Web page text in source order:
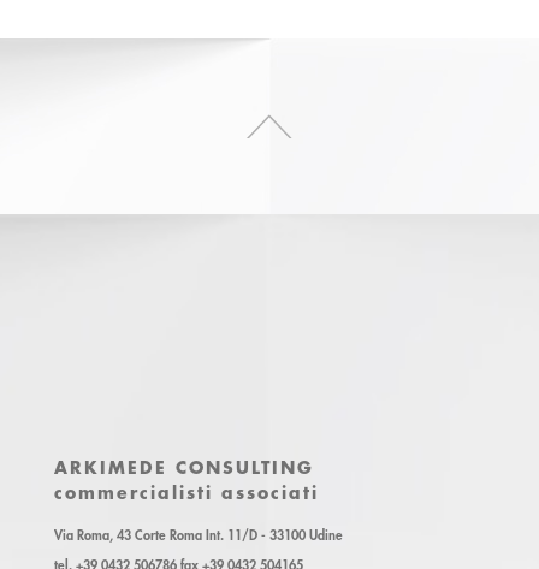
ARKIMEDE CONSULTING
commercialisti associati
Via Roma, 43 Corte Roma Int. 11/D - 33100 Udine
tel. +39 0432 506786 fax +39 0432 504165